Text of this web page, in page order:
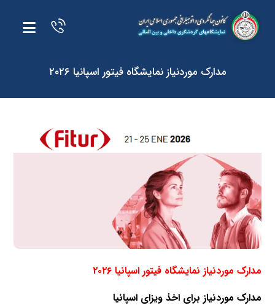
مدارک موردنیاز نمایشگاه فیتور اسپانیا ۲۰۲۶
مدارک موردنیاز نمایشگاه فیتور اسپانیا ۲۰۲۶
مدارک موردنیاز برای اخذ ویزای اسپانیا